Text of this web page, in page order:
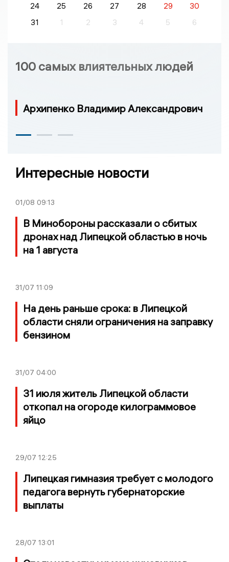
24
25 26 27 28 29
30
31
1 2 3 4 5 6
100 самых влиятельных людей
Архипенко Владимир Александрович
Интересные новости
01/08 09:13
В Минобороны рассказали о сбитых
дронах над Липецкой областью в ночь
на 1 августа
31/07 11:09
На день раньше срока: в Липецкой
области сняли ограничения на заправку
бензином
31/07 04:00
31 июля житель Липецкой области
откопал на огороде килограммовое
яйцо
29/07 12:25
Липецкая гимназия требует с молодого
педагога вернуть губернаторские
выплаты
28/07 13:01